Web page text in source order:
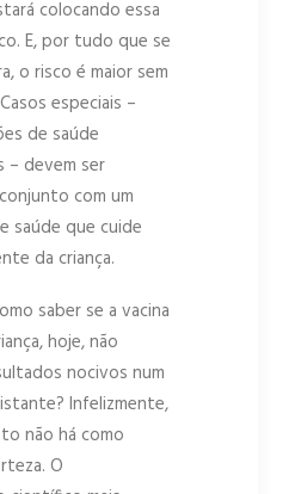
colocando essa
E, por tudo que se
o risco é maior sem
especiais –
de saúde
devem ser
com um
saúde que cuide
da criança.
saber se a vacina
hoje, não
nocivos num
Infelizmente,
não há como
O